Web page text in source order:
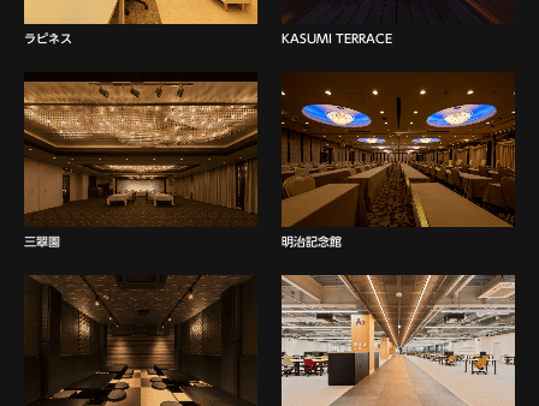
ラピネス KASUMI TERRACE
三翠園 明治記念館